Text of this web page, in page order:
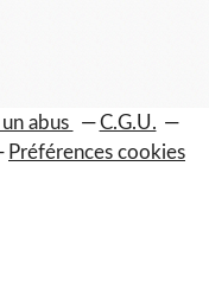
abus
C.G.U.
Préférences cookies